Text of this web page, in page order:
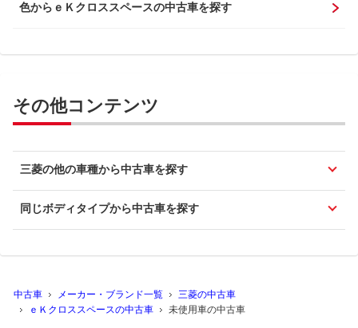
色からｅＫクロススペースの中古車を探す
その他コンテンツ
三菱の他の車種から中古車を探す
同じボディタイプから中古車を探す
中古車 メーカー・ブランド一覧
三菱の中古車
ｅＫクロススペースの中古車
未使用車の中古車